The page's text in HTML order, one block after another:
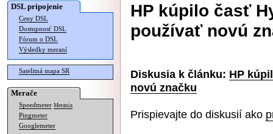
DSL pripojenie
Ceny DSL
Dostupnosť DSL
Fórum o DSL
Výsledky meraní
Satelitná mapa SR
Merače
Speedmeter Merania
Pingmeter
Googlemeter
HP kúpilo časť
používať novú
Diskusia k článku: HP
novú značku
Prispievajte do diskusií ako